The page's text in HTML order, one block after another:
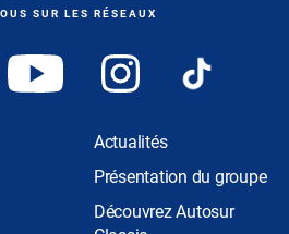
SUR LES RÉSEAUX
Actualités
Présentation du groupe
Découvrez Autosur